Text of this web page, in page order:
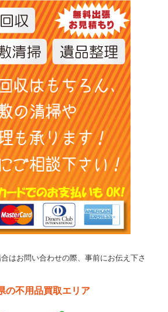
はお問い合わせの際、事前にお伝え下さ
の不用品買取エリア